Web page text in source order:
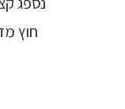
חוץ